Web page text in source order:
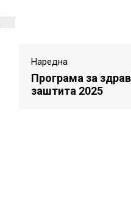
Наредна
Програма за
заштита 2025